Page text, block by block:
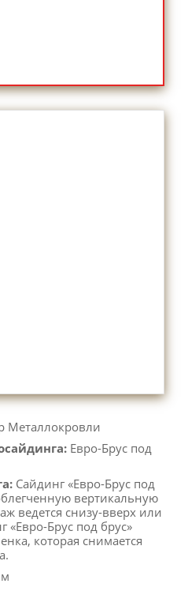
Металлокровли
Евро-Брус под
Сайдинг «Евро-Брус под
вертикальную
ведется снизу-вверх или
«Евро-Брус под брус»
которая снимается